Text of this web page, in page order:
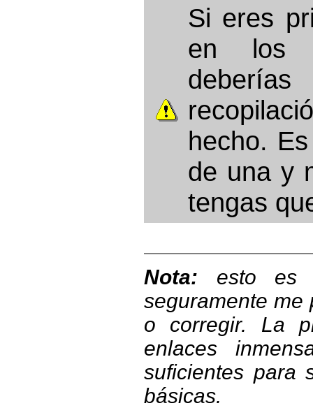
Si eres
en los
hecho.
de una y
tengas
Nota: esto es
seguramente me
o corregir. La
enlaces
suficientes para
básicas.